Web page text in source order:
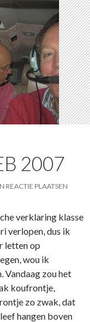
2007
REACTIE PLAATSEN
verklaring klasse
verlopen, dus ik
letten op
wou ik
Vandaag zou het
koufrontje,
zo zwak, dat
hangen boven